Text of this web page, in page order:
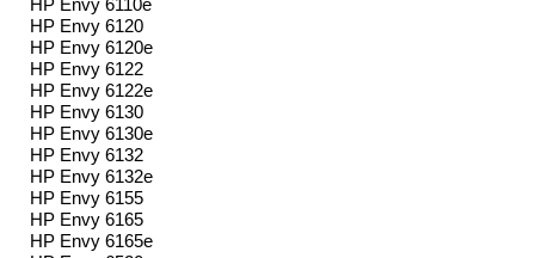
HP Envy 6120
HP Envy 6120e
HP Envy 6122
HP Envy 6122e
HP Envy 6130
HP Envy 6130e
HP Envy 6132
HP Envy 6132e
HP Envy 6155
HP Envy 6165
HP Envy 6165e